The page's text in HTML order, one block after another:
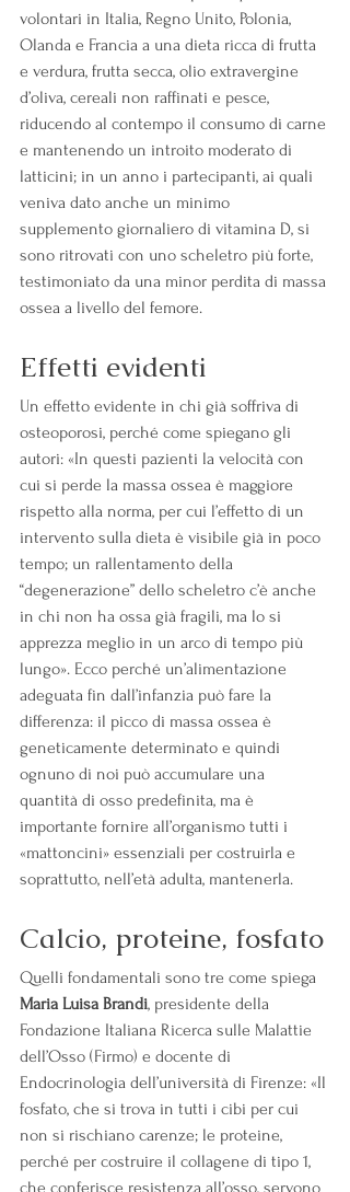
volontari in Italia, Regno Unito, Polonia,
Olanda e Francia a una dieta ricca di frutta
e verdura, frutta secca, olio extravergine
d’oliva, cereali non raffinati e pesce,
riducendo al contempo il consumo di carne
e mantenendo un introito moderato di
latticini; in un anno i partecipanti, ai quali
veniva dato anche un minimo
supplemento giornaliero di vitamina D, si
sono ritrovati con uno scheletro più forte,
testimoniato da una minor perdita di massa
ossea a livello del femore.
Effetti evidenti
Un effetto evidente in chi già soffriva di
osteoporosi, perché come spiegano gli
autori: «In questi pazienti la velocità con
cui si perde la massa ossea è maggiore
rispetto alla norma, per cui l’effetto di un
intervento sulla dieta è visibile già in poco
tempo; un rallentamento della
“degenerazione” dello scheletro c’è anche
in chi non ha ossa già fragili, ma lo si
apprezza meglio in un arco di tempo più
lungo». Ecco perché un’alimentazione
adeguata fin dall’infanzia può fare la
differenza: il picco di massa ossea è
geneticamente determinato e quindi
ognuno di noi può accumulare una
quantità di osso predefinita, ma è
importante fornire all’organismo tutti i
«mattoncini» essenziali per costruirla e
soprattutto, nell’età adulta, mantenerla.
Calcio, proteine, fosfato
Quelli fondamentali sono tre come spiega
Maria Luisa Brandi, presidente della
Fondazione Italiana Ricerca sulle Malattie
dell’Osso (Firmo) e docente di
Endocrinologia dell’università di Firenze: «Il
fosfato, che si trova in tutti i cibi per cui
non si rischiano carenze; le proteine,
perché per costruire il collagene di tipo 1,
che conferisce resistenza all’osso, servono